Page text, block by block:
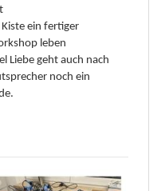
ein fertiger
leben
Liebe geht auch nach
noch ein